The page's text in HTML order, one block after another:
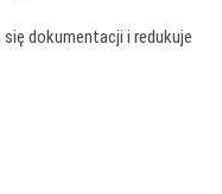
dokumentacji i redukuje